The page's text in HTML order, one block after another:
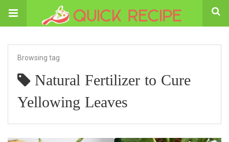
Browsing tag
Natural Fertilizer to Cure
Yellowing Leaves